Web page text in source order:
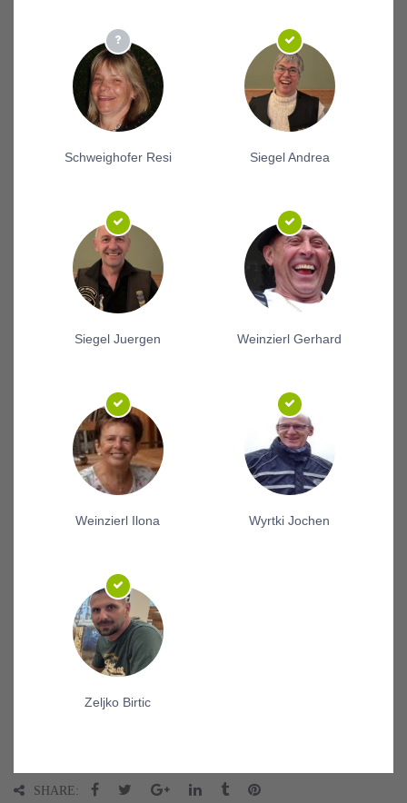
Schweighofer Resi Siegel Andrea
Siegel Juergen Weinzierl Gerhard
Weinzierl Ilona Wyrtki Jochen
Zeljko Birtic
SHARE: